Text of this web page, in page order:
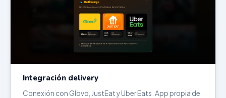
Integración delivery
Conexión con Glovo, JustEat y Uber Eats. App propia de